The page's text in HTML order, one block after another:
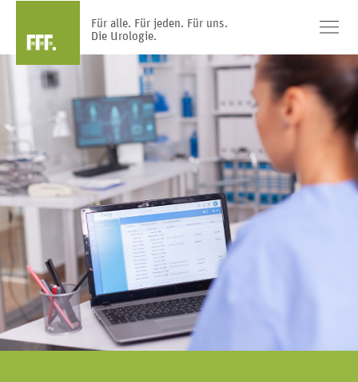
Für alle. Für jeden. Für uns.
Die Urologie.